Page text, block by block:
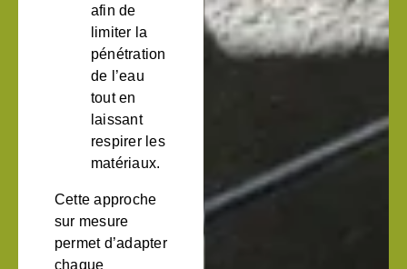
afin de
limiter la
pénétration
de l’eau
tout en
laissant
respirer les
matériaux.
Cette approche
sur mesure
permet d’adapter
chaque